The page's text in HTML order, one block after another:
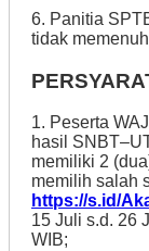
6. Panitia
tidak
1. Peserta
hasil
memiliki 2
memilih salah
https://s.id/
15 Juli s.d. 26
WIB;